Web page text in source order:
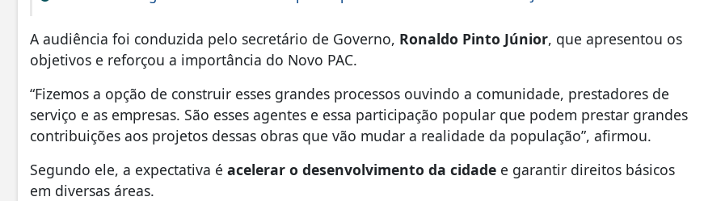
A audiência foi conduzida pelo secretário de Governo, Ronaldo Pinto Júnior, que apresentou os
objetivos e reforçou a importância do Novo PAC.
“Fizemos a opção de construir esses grandes processos ouvindo a comunidade, prestadores de
serviço e as empresas. São esses agentes e essa participação popular que podem prestar grandes
contribuições aos projetos dessas obras que vão mudar a realidade da população”, afirmou.
Segundo ele, a expectativa é acelerar o desenvolvimento da cidade e garantir direitos básicos
em diversas áreas.